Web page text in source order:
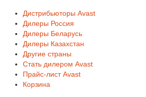
Дистрибьюторы Avast
Дилеры Россия
Дилеры Беларусь
Дилеры Казахстан
Другие страны
Стать дилером Avast
Прайс-лист Avast
Корзина